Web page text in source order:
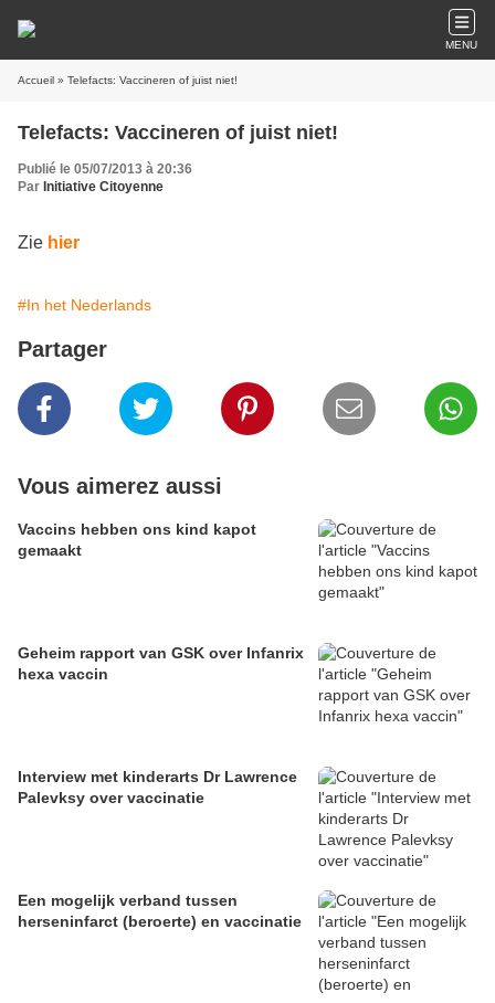
MENU
Accueil » Telefacts: Vaccineren of juist niet!
Telefacts: Vaccineren of juist niet!
Publié le 05/07/2013 à 20:36
Par Initiative Citoyenne
Zie hier
#In het Nederlands
Partager
Vous aimerez aussi
Vaccins hebben ons kind kapot
gemaakt
Geheim rapport van GSK over Infanrix
hexa vaccin
Interview met kinderarts Dr Lawrence
Palevksy over vaccinatie
Een mogelijk verband tussen
herseninfarct (beroerte) en vaccinatie